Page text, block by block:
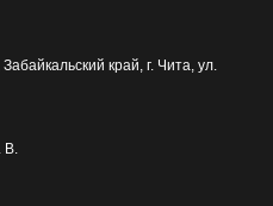
край, г. Чита, ул.
В.